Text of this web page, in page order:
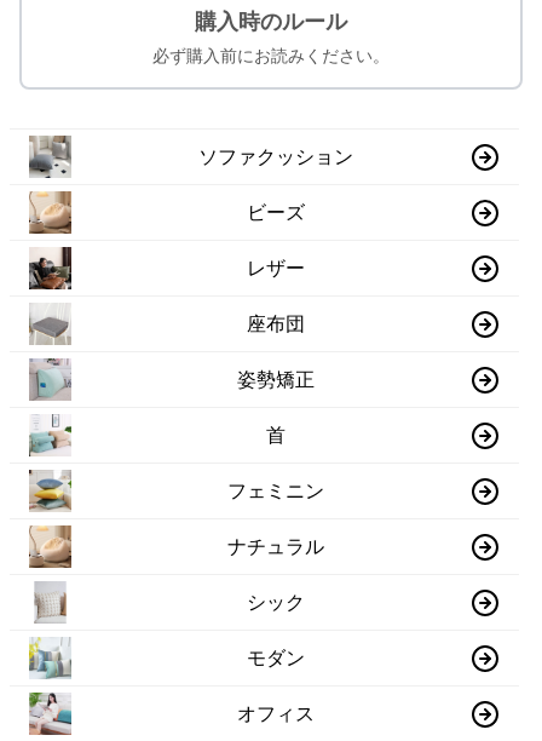
購入時のルール
必ず購入前にお読みください。
ソファクッション
ビーズ
レザー
座布団
姿勢矯正
首
フェミニン
ナチュラル
シック
モダン
オフィス